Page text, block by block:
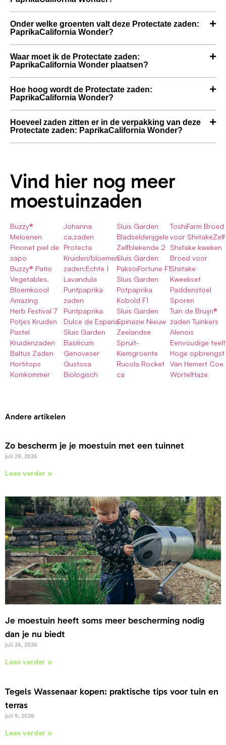
Onder welke groenten valt deze Protectate zaden:
PaprikaCalifornia Wonder?
Waar moet ik de Protectate zaden:
PaprikaCalifornia Wonder plaatsen?
Hoe hoog wordt de Protectate zaden:
PaprikaCalifornia Wonder?
Hoeveel zaden zitten er in de verpakking van deze
Protectate zaden: PaprikaCalifornia Wonder?
Vind hier nog meer
moestuinzaden
Buzzy®
Meloenen
Pinonet piel de
sapo
Buzzy® Patio
Vegetables,
Bloemkoool
Amazing
Herb Festival 7
Potjes Kruiden
Pastel
Kruidenzaden
Baltus Zaden
Hortitops
Komkommer
Johanna
ca.zaden
Protecta
Kruiden/bloemen
zaden:Echte |
Lavandula
Puntpaprika
zaden
Puntpaprika
Dulce de Espana
Sluis Garden
Basilicum
Genoveser
Gustosa
Biologisch
Sluis Garden
Bladselderijgele
Zelfblekende 2
Sluis Garden
PaksoiFortune F1
Sluis Garden
Potpaprika
Kobold F1
Sluis Garden
Spinazie Nieuw
Zeelandse
Spruit-
Kiemgroente
Rucola Rocket
ca
ToshiFarm Broed
voor ShiitakeZelf
Shiitake kweken
Broed voor
Shiitake
Kweekset
Paddenstoel
Sporen
Tuin de Bruijn®
zaden Tuinkers
Alenois
Eenvoudige teelt
Hoge opbrengst
Van Hemert Coe
WortelHaze
Andere artikelen
Zo bescherm je je moestuin met een tuinnet
juli 29, 2026
Lees verder »
Je moestuin heeft soms meer bescherming nodig
dan je nu biedt
juli 26, 2026
Lees verder »
Tegels Wassenaar kopen: praktische tips voor tuin en
terras
juli 9, 2026
Lees verder »